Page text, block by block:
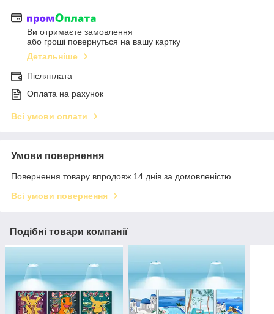
Ви отримаєте замовлення
або гроші повернуться на вашу картку
Детальніше
Післяплата
Оплата на рахунок
Всі умови оплати
Умови повернення
Повернення товару впродовж 14 днів за домовленістю
Всі умови повернення
Подібні товари компанії